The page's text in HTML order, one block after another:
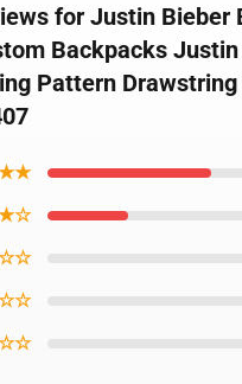
for Justin Bieber
Backpacks
Pattern Drawstring